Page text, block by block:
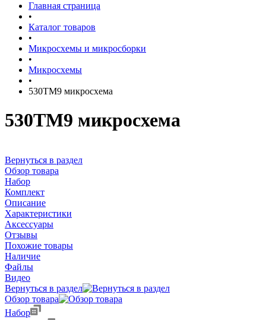
Главная страница
•
Каталог товаров
•
Микросхемы и микросборки
•
Микросхемы
•
530ТМ9 микросхема
530ТМ9 микросхема
Вернуться в раздел
Обзор товара
Набор
Комплект
Описание
Характеристики
Аксессуары
Отзывы
Похожие товары
Наличие
Файлы
Видео
Вернуться в раздел
Обзор товара
Набор